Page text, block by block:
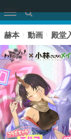
赫本 動画 殿堂